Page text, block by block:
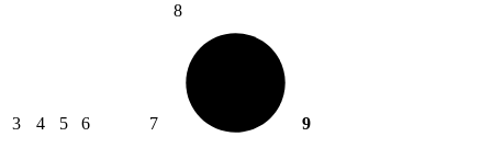
3 4 5 6 7
8
9